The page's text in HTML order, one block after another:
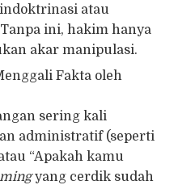
atau
ini, hakim hanya
akar manipulasi.
Fakta oleh
sering kali
administratif (seperti
“Apakah kamu
yang cerdik sudah